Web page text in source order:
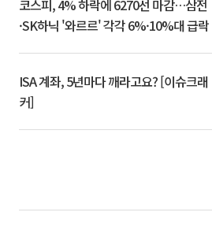
코스피, 4% 하락에 6270선 마감…삼전
·SK하닉 '와르르' 각각 6%·10%대 급락
ISA 계좌, 5년마다 깨라고요? [이슈크래
커]